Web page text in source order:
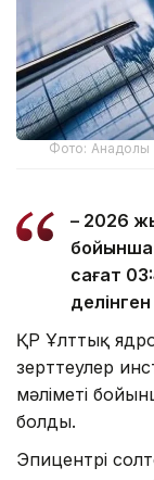
Фото: Анадолы
– 2026
бойынша
сағат
ҚР Ұлттық
зерттеулер
мәліметі
болды.
Эпицентрі